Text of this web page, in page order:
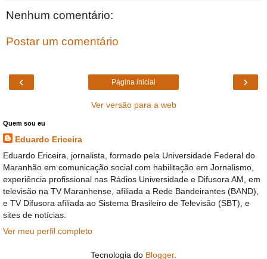
Nenhum comentário:
Postar um comentário
‹ ›
Página inicial
Ver versão para a web
Quem sou eu
Eduardo Ericeira
Eduardo Ericeira, jornalista, formado pela Universidade Federal do
Maranhão em comunicação social com habilitação em Jornalismo,
experiência profissional nas Rádios Universidade e Difusora AM, em
televisão na TV Maranhense, afiliada a Rede Bandeirantes (BAND),
e TV Difusora afiliada ao Sistema Brasileiro de Televisão (SBT), e
sites de notícias.
Ver meu perfil completo
Tecnologia do Blogger.